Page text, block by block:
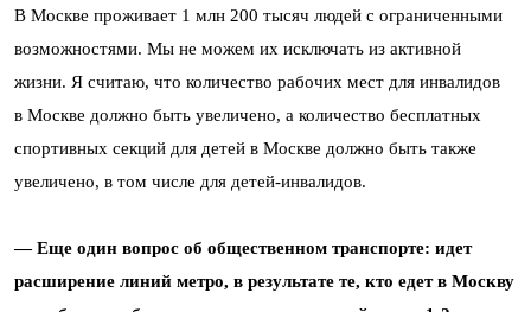
В Москве проживает 1 млн 200 тысяч людей с ограниченными
возможностями. Мы не можем их исключать из активной
жизни. Я считаю, что количество рабочих мест для инвалидов
в Москве должно быть увеличено, а количество бесплатных
спортивных секций для детей в Москве должно быть также
увеличено, в том числе для детей-инвалидов.
— Еще один вопрос об общественном транспорте: идет
расширение линий метро, в результате те, кто едет в Москву